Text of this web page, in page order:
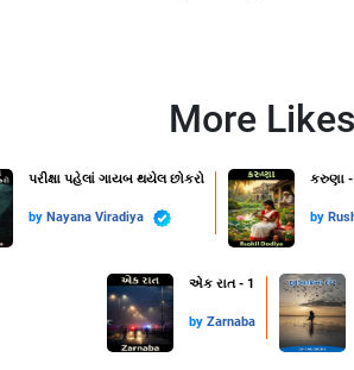
More
પરીક્ષા પહેલાં ગાયબ થયેલ છોકરો
by Nayana Viradiya
કરુણા -
by
એક રાત - 1
by Zarnaba